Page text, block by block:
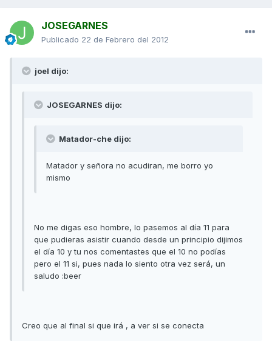
JOSEGARNES
Publicado 22 de Febrero del 2012
joel dijo:
JOSEGARNES dijo:
Matador-che dijo:
Matador y señora no acudiran, me borro yo
mismo
No me digas eso hombre, lo pasemos al día 11 para
que pudieras asistir cuando desde un principio dijimos
el día 10 y tu nos comentastes que el 10 no podías
pero el 11 si, pues nada lo siento otra vez será, un
saludo :beer
Creo que al final si que irá , a ver si se conecta